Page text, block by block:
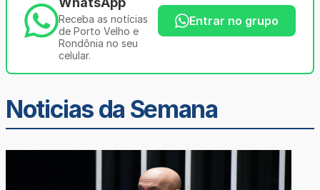
Receba as notícias
de Porto Velho e
Rondônia no seu
celular.
Entrar no grupo
Noticias da Semana